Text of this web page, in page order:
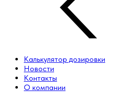
Калькулятор дозировки
Новости
Контакты
О компании